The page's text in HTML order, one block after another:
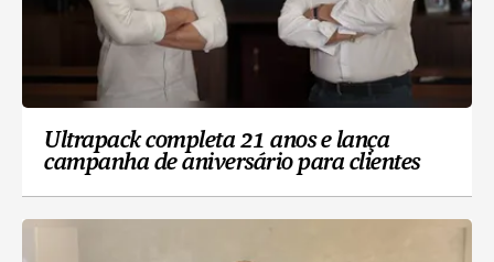
Ultrapack completa 21 anos e lança
campanha de aniversário para clientes